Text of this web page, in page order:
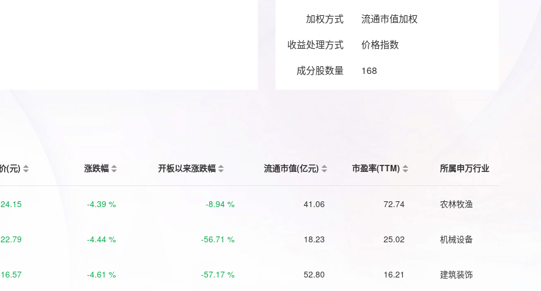
加权方式
流通市值加权
收益处理方式
价格指数
成分股数量
168
(元) 涨跌幅 开板以来涨跌幅 流通市值(亿元) 市盈率(TTM) 所属申万行业
24.15 -4.39 % -8.94 % 41.06 72.74 农林牧渔
22.79 -4.44 % -56.71 % 18.23 25.02 机械设备
16.57 -4.61 % -57.17 % 52.80 16.21 建筑装饰